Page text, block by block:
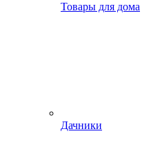
Товары для дома
Дачники